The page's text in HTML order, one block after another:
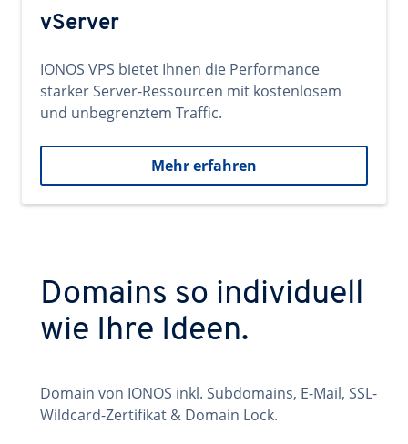
vServer
IONOS VPS bietet Ihnen die Performance
starker Server-Ressourcen mit kostenlosem
und unbegrenztem Traffic.
Mehr erfahren
Domains so individuell
wie Ihre Ideen.
Domain von IONOS inkl. Subdomains, E-Mail, SSL-
Wildcard-Zertifikat & Domain Lock.